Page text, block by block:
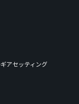
アセッティング